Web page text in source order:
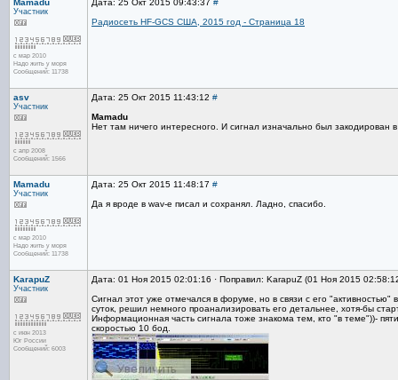
Mamadu
Участник
с мар 2010
Надо жить у моря
Сообщений: 11738
Дата: 25 Окт 2015 09:43:37 #
Радиосеть HF-GCS США, 2015 год - Страница 18
asv
Участник
с апр 2008
Сообщений: 1566
Дата: 25 Окт 2015 11:43:12 #
Mamadu
Нет там ничего интересного. И сигнал изначально был закодирован
Mamadu
Участник
с мар 2010
Надо жить у моря
Сообщений: 11738
Дата: 25 Окт 2015 11:48:17 #
Да я вроде в wav-e писал и сохранял. Ладно, спасибо.
KarapuZ
Участник
с июн 2013
Юг России
Сообщений: 6003
Дата: 01 Ноя 2015 02:01:16 · Поправил: KarapuZ (01 Ноя 2015
Сигнал этот уже отмечался в форуме, но в связи с его "активностью"
суток, решил немного проанализировать его детальнее, хотя-бы
Информационная часть сигнала тоже знакома тем, кто "в теме"))-
скоростью 10 бод.